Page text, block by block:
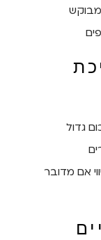
גדול
אם מדובר